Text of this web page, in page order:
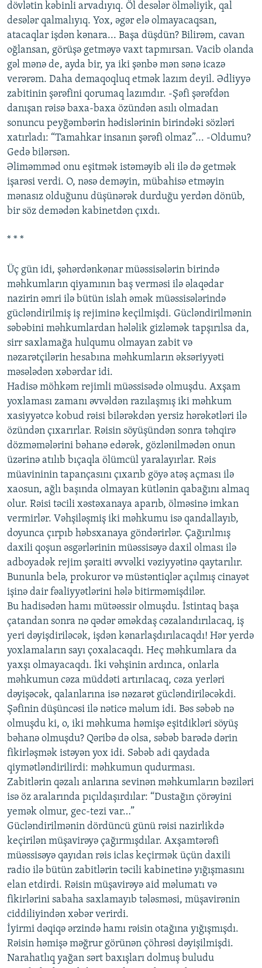
dövlətin kəbinli arvadıyıq. Öl desələr ölməliyik, qal
desələr qalmalıyıq. Yox, əgər elə olmayacaqsan,
atacaqlar işdən kənara... Başa düşdün? Bilirəm, cavan
oğlansan, görüşə getməyə vaxt tapmırsan. Vacib olanda
gəl mənə de, ayda bir, ya iki şənbə mən sənə icazə
verərəm. Daha demaqoqluq etmək lazım deyil. Ədliyyə
zabitinin şərəfini qorumaq lazımdır. -Şəfi şərəfdən
danışan rəisə baxa-baxa özündən asılı olmadan
sonuncu peyğəmbərin hədislərinin birindəki sözləri
xatırladı: “Tamahkar insanın şərəfi olmaz”... -Oldumu?
Gedə bilərsən.
Əliməmməd onu eşitmək istəməyib əli ilə də getmək
işarəsi verdi. O, nəsə deməyin, mübahisə etməyin
mənasız olduğunu düşünərək durduğu yerdən dönüb,
bir söz demədən kabinetdən çıxdı.
* * *
Üç gün idi, şəhərdənkənar müəssisələrin birində
məhkumların qiyamının baş verməsi ilə əlaqədar
nazirin əmri ilə bütün islah əmək müəssisələrində
gücləndirilmiş iş rejiminə keçilmişdi. Gücləndirilmənin
səbəbini məhkumlardan hələlik gizləmək tapşırılsa da,
sirr saxlamağa hulqumu olmayan zabit və
nəzarətçilərin hesabına məhkumların əksəriyyəti
məsələdən xəbərdar idi.
Hadisə möhkəm rejimli müəssisədə olmuşdu. Axşam
yoxlaması zamanı əvvəldən razılaşmış iki məhkum
xasiyyətcə kobud rəisi bilərəkdən yersiz hərəkətləri ilə
özündən çıxarırlar. Rəisin söyüşündən sonra təhqirə
dözməmələrini bəhanə edərək, gözlənilmədən onun
üzərinə atılıb bıçaqla ölümcül yaralayırlar. Rəis
müavininin tapançasını çıxarıb göyə atəş açması ilə
xaosun, ağlı başında olmayan kütlənin qabağını almaq
olur. Rəisi təcili xəstəxanaya aparıb, ölməsinə imkan
vermirlər. Vəhşiləşmiş iki məhkumu isə qandallayıb,
doyunca çırpıb həbsxanaya göndərirlər. Çağırılmış
daxili qoşun əsgərlərinin müəssisəyə daxil olması ilə
adboyadək rejim şəraiti əvvəlki vəziyyətinə qaytarılır.
Bununla belə, prokuror və müstəntiqlər açılmış cinayət
işinə dair fəaliyyətlərini hələ bitirməmişdilər.
Bu hadisədən hamı mütəəssir olmuşdu. İstintaq başa
çatandan sonra nə qədər əməkdaş cəzalandırılacaq, iş
yeri dəyişdiriləcək, işdən kənarlaşdırılacaqdı! Hər yerdə
yoxlamaların sayı çoxalacaqdı. Heç məhkumlara da
yaxşı olmayacaqdı. İki vəhşinin ardınca, onlarla
məhkumun cəza müddəti artırılacaq, cəza yerləri
dəyişəcək, qalanlarına isə nəzarət gücləndiriləcəkdi.
Şəfinin düşüncəsi ilə nəticə məlum idi. Bəs səbəb nə
olmuşdu ki, o, iki məhkuma həmişə eşitdikləri söyüş
bəhanə olmuşdu? Qəribə də olsa, səbəb barədə dərin
fikirləşmək istəyən yox idi. Səbəb adi qaydada
qiymətləndirilirdi: məhkumun qudurması.
Zabitlərin qəzalı anlarına sevinən məhkumların bəziləri
isə öz aralarında pıçıldaşırdılar: “Dustağın çörəyini
yemək olmur, gec-tezi var…”
Gücləndirilmənin dördüncü günü rəisi nazirlikdə
keçirilən müşavirəyə çağırmışdılar. Axşamtərəfi
müəssisəyə qayıdan rəis iclas keçirmək üçün daxili
radio ilə bütün zabitlərin təcili kabinetinə yığışmasını
elan etdirdi. Rəisin müşavirəyə aid məlumatı və
fikirlərini sabaha saxlamayıb tələsməsi, müşavirənin
ciddiliyindən xəbər verirdi.
İyirmi dəqiqə ərzində hamı rəisin otağına yığışmışdı.
Rəisin həmişə məğrur görünən çöhrəsi dəyişilmişdi.
Narahatlıq yağan sərt baxışları dolmuş buludu